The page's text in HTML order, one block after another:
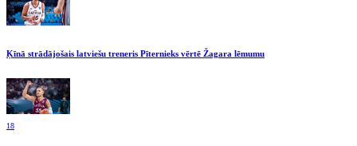
Ķīnā strādājošais latviešu treneris Pīternieks vērtē Žagara lēmumu
18